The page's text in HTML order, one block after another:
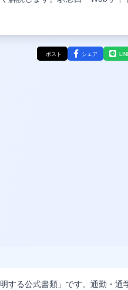
ポスト シェア
する公式書類」です。通勤・